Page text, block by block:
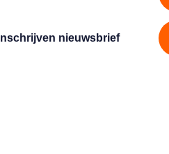
Inschrijven nieuwsbrief